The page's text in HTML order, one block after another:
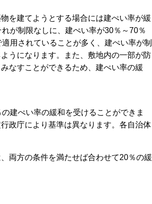
を建てようとする場合には建ぺい率が緩
が制限なしに、建ぺい率が30％～70％
用されていることが多く、建ぺい率が制
うになります。また、敷地内の一部が防
なすことができるため、建ぺい率の緩
建ぺい率の緩和を受けることができま
政庁により基準は異なります。各自治体
両方の条件を満たせば合わせて20％の緩